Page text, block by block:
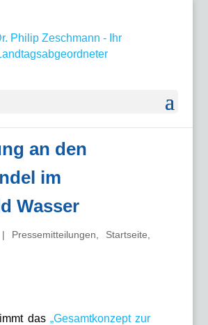
an den
im
Wasser
| Pressemitteilungen Startseite
das„Gesamtkonzept zur